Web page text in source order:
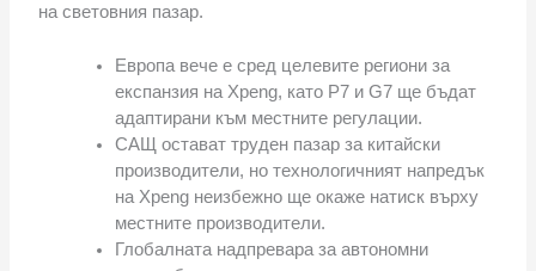
на световния пазар.
Европа вече е сред целевите региони за
експанзия на Xpeng, като P7 и G7 ще бъдат
адаптирани към местните регулации.
САЩ остават труден пазар за китайски
производители, но технологичният напредък
на Xpeng неизбежно ще окаже натиск върху
местните производители.
Глобалната надпревара за автономни